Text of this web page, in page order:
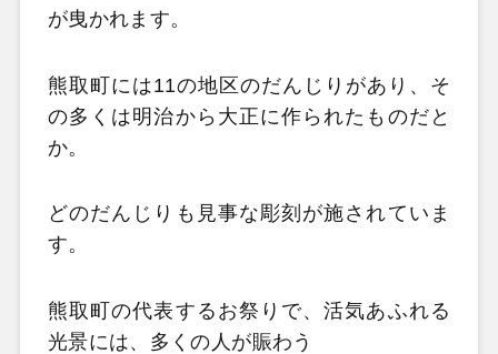
が曳かれます。
熊取町には11の地区のだんじりがあり、そ
の多くは明治から大正に作られたものだと
か。
どのだんじりも見事な彫刻が施されていま
す。
熊取町の代表するお祭りで、活気あふれる
光景には、多くの人が賑わう